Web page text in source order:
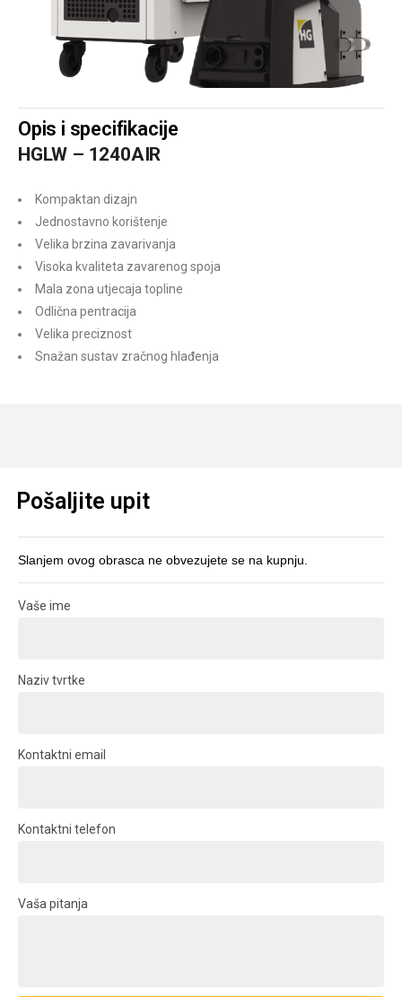
Opis i specifikacije
HGLW – 1240AIR
Kompaktan dizajn
Jednostavno korištenje
Velika brzina zavarivanja
Visoka kvaliteta zavarenog spoja
Mala zona utjecaja topline
Odlična pentracija
Velika preciznost
Snažan sustav zračnog hlađenja
Pošaljite upit
Slanjem ovog obrasca ne obvezujete se na kupnju.
Vaše ime
Naziv tvrtke
Kontaktni email
Kontaktni telefon
Vaša pitanja